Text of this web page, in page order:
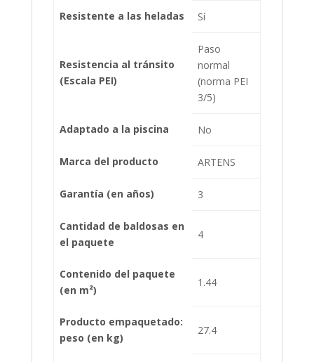
Resistente a las heladas Sí
Resistencia al tránsito
(Escala PEI)
Paso
normal
(norma PEI
3/5)
Adaptado a la piscina No
Marca del producto ARTENS
Garantía (en años) 3
Cantidad de baldosas en
el paquete
4
Contenido del paquete
(en m²)
1.44
Producto empaquetado:
peso (en kg)
27.4